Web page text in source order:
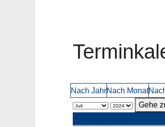
Nach JahrNach Monat
Gehe